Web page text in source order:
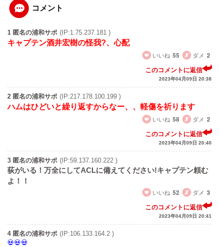
コメント
1 匿名の浦和サポ (IP:1.75.237.181 )
キャプテン酒井宏樹の怪我?、心配
いいね 55 ダメ 2
このコメントに返信
2023年04月09日 20:38
2 匿名の浦和サポ (IP:217.178.100.199 )
ハムはひどいと繰り返すからなー、、軽傷を祈ります
いいね 58 ダメ 2
このコメントに返信
2023年04月09日 20:40
3 匿名の浦和サポ (IP:59.137.160.222 )
荻がいる！万全にしてACLに備えてください!キャプテン頼む
よ！！
いいね 52 ダメ 3
このコメントに返信
2023年04月09日 20:41
4 匿名の浦和サポ (IP:106.133.164.2 )